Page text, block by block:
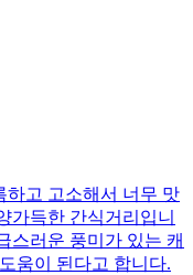
하고 고소해서 너무 맛
가득한 간식거리입니
스러운 풍미가 있는 캐
움이 된다고 합니다.